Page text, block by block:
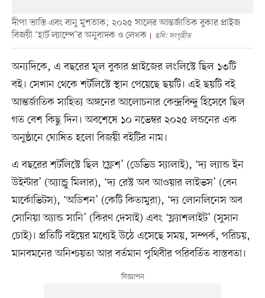
দীপা ভাস্তি এবং বানু মুশতাক; ২০২৫ সালের আন্তর্জাতিক বুকার প্রাইজ
বিজয়ী ‘হার্ট ল্যাম্পে’র অনুবাদক ও লেখক
ছবি: সংগৃহীত
অন্যদিকে, এ বছরের মূল বুকার প্রাইজের লংলিস্টে ছিল ১৩টি
বই। সেখান থেকে শর্টলিস্টে স্থান পেয়েছে ছয়টি। এই ছয়টি বই
আন্তর্জাতিক সাহিত্য অঙ্গনের আলোচনার কেন্দ্রবিন্দু হিসেবে ছিল
গত বেশ কিছু দিন। অবশেষে ১০ নভেম্বর ২০২৫ লন্ডনের এক
অনুষ্ঠানে ঘোষিত হলো বিজয়ী বইটির নাম।
এ বছরের শর্টলিস্টে ছিল ‘ফ্লেশ’ (ডেভিড স্যালাই), ‘দ্য ল্যান্ড ইন
উইন্টার’ (অ্যান্ড্রু মিলার), ‘দ্য রেস্ট অব আওয়ার লাইভস’ (বেন
মার্কোভিটস), ‘অডিশন’ (কেটি কিতামুরা), ‘দ্য লোনলিনেস অব
সোনিয়া অ্যান্ড সানি’ (কিরণ দেসাই) এবং ‘ফ্ল্যাশলাইট’ (সুসান
চোই)। প্রতিটি বইয়ের মধ্যেই উঠে এসেছে সময়, সম্পর্ক, পরিচয়,
মানবমনের অনিশ্চয়তা আর বর্তমান পৃথিবীর পরিবর্তিত বাস্তবতা।